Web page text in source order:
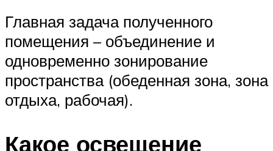
Главная задача полученного
помещения – объединение и
одновременно зонирование
пространства (обеденная зона, зона
отдыха, рабочая).
Какое освещение